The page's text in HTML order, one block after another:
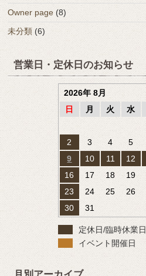
Owner page (8)
未分類 (6)
営業日・定休日のお知らせ
2026年 8月
日
月 火 水
2
3 4 5
9
10 11 12
16
17 18 19
23
24 25 26
30
31
定休日/臨時休業日
イベント開催日